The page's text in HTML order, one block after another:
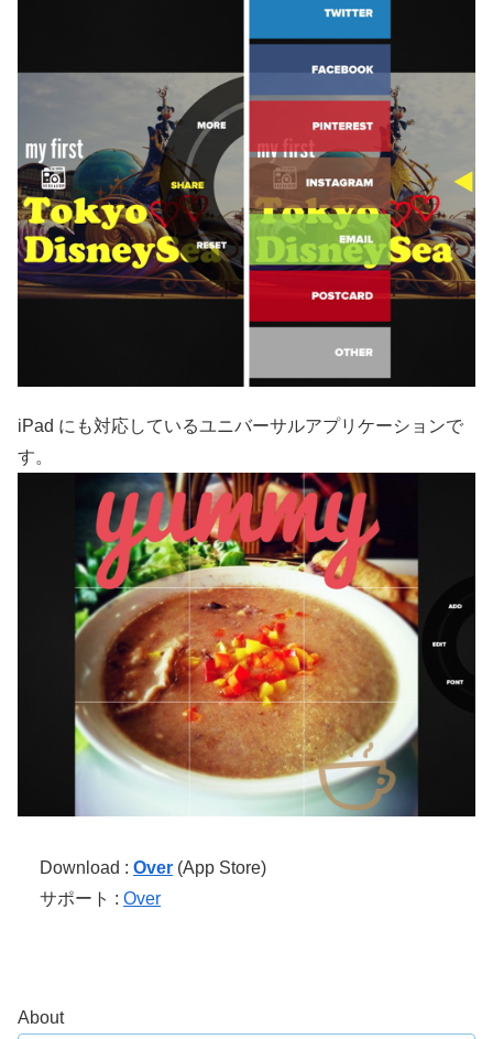
iPad にも対応しているユニバーサルアプリケーションで
す。
Download : Over (App Store)
サポート : Over
About